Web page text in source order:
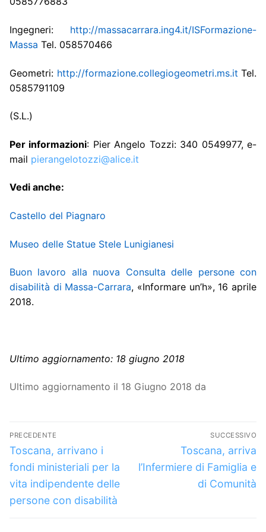
Ingegneri: http://massacarrara.ing4.it/ISFormazione-
Massa Tel. 058570466
Geometri: http://formazione.collegiogeometri.ms.it Tel.
0585791109
(S.L.)
Per informazioni: Pier Angelo Tozzi: 340 0549977, e-
mail pierangelotozzi@alice.it
Vedi anche:
Castello del Piagnaro
Museo delle Statue Stele Lunigianesi
Buon lavoro alla nuova Consulta delle persone con
disabilità di Massa-Carrara, «Informare un’h», 16 aprile
2018.
Ultimo aggiornamento: 18 giugno 2018
Ultimo aggiornamento il 18 Giugno 2018 da
Navigazione
articoli
PRECEDENTE
Articolo
precedente:
Toscana, arrivano i
fondi ministeriali per la
vita indipendente delle
persone con disabilità
SUCCESSIVO
Articolo
successivo:
Toscana, arriva
l’Infermiere di Famiglia e
di Comunità